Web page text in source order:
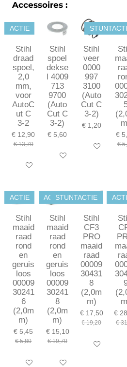
Accessoires :
ACTIE
Stihl
draad
spoel,
2,0
mm,
voor
AutoC
ut C
3-2
€ 12,90
€ 13,70
In winkelwagen
Stihl
spoel
dekse
l 4009
713
9700
(Auto
Cut C
3-2)
€ 5,60
In winkelwagen
Stihl
veer
0000
997
3100
(Auto
Cut C
3-2)
€ 1,20
In
€
€
ACTIE
Stihl
maaid
raad
rond
en
geruis
loos
00009
30241
6
(2,0m
m)
€ 5,45
€ 5,80
In winkelwagen
ACTIE
Stihl
maaid
raad
rond
en
geruis
loos
00009
30241
8
(2,0m
m)
€ 15,10
€ 19,70
In winkelwagen
STUNTACTIE
Stihl
CF3
PRO
maaid
raad
00009
30431
8
(2,0m
m)
€ 17,50
€ 19,20
In
€
€